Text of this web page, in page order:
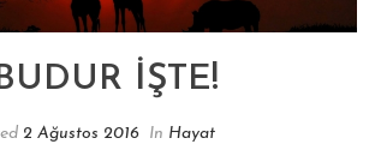
İŞTE!
2 Ağustos 2016 In Hayat